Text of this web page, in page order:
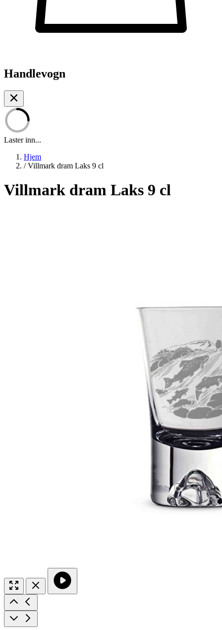
Handlevogn
Laster inn...
Hjem
/ Villmark dram Laks 9 cl
Villmark dram Laks 9 cl